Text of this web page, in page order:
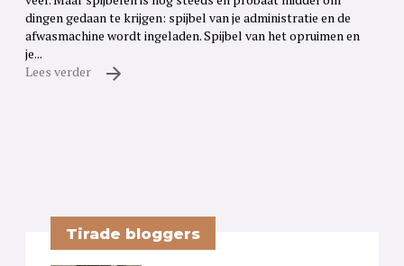
dingen gedaan te krijgen: spijbel van je administratie en de
afwasmachine wordt ingeladen. Spijbel van het opruimen en
je...
Lees verder
Tirade bloggers